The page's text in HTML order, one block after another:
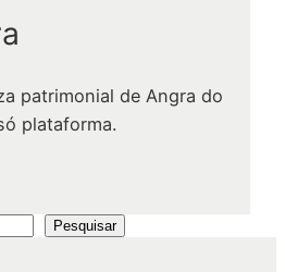
patrimonial de Angra do
plataforma.
Pesquisar